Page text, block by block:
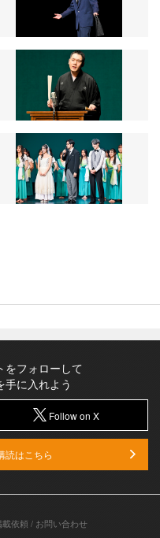
をフォローして
手に入れよう
Follow on X
読はこちら
載依頼 / お問い合わせ